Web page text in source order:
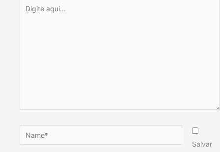
aqui...
Salvar